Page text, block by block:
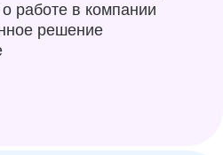
работе в компании
решение